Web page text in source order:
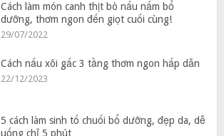
Cách làm món canh thịt bò nấu nấm bổ
dưỡng, thơm ngon đến giọt cuối cùng!
29/07/2022
Cách nấu xôi gấc 3 tầng thơm ngon hấp dẫn
22/12/2023
5 cách làm sinh tố chuối bổ dưỡng, đẹp da, dễ
uống chỉ 5 phút